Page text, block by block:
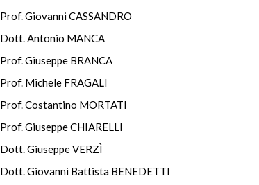
Prof. Giovanni CASSANDRO
Dott. Antonio MANCA
Prof. Giuseppe BRANCA
Prof. Michele FRAGALI
Prof. Costantino MORTATI
Prof. Giuseppe CHIARELLI
Dott. Giuseppe VERZÌ
Dott. Giovanni Battista BENEDETTI